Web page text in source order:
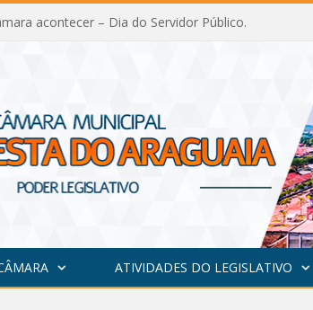
acontecer – Dia do Servidor Público.
ATIVIDADES DO LEGISLATIVO